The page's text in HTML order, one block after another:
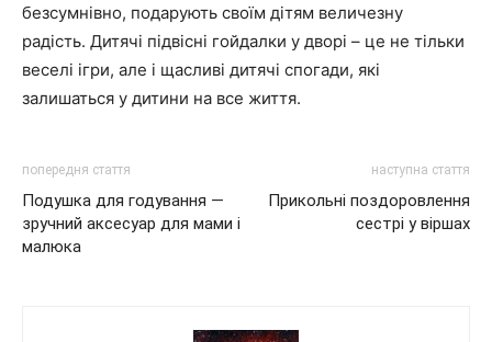
безсумнівно, подарують своїм дітям величезну
радість. Дитячі підвісні гойдалки у дворі – це не тільки
веселі ігри, але і щасливі дитячі спогади, які
залишаться у дитини на все життя.
попередня стаття
Подушка для годування —
зручний аксесуар для мами і
малюка
наступна стаття
Прикольні поздоровлення
сестрі у віршах